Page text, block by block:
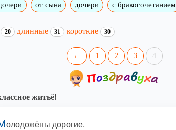
от сына дочери с бракосочетанием
20 длинные 31 короткие 30
← 1 2 3 4
житьё!
олодожёны дорогие,